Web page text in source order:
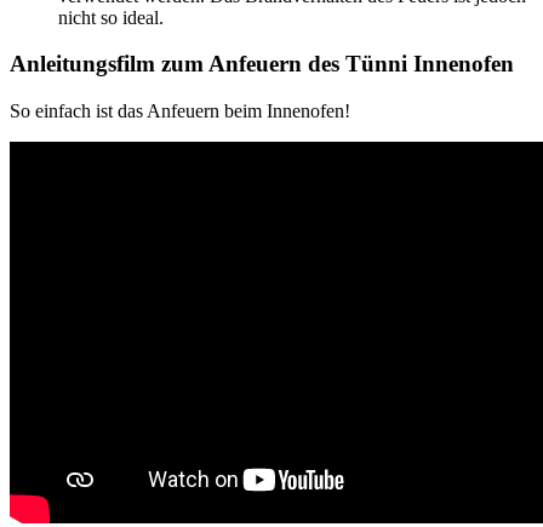
nicht so ideal.
Anleitungsfilm zum Anfeuern des Tünni Innenofen
So einfach ist das Anfeuern beim Innenofen!